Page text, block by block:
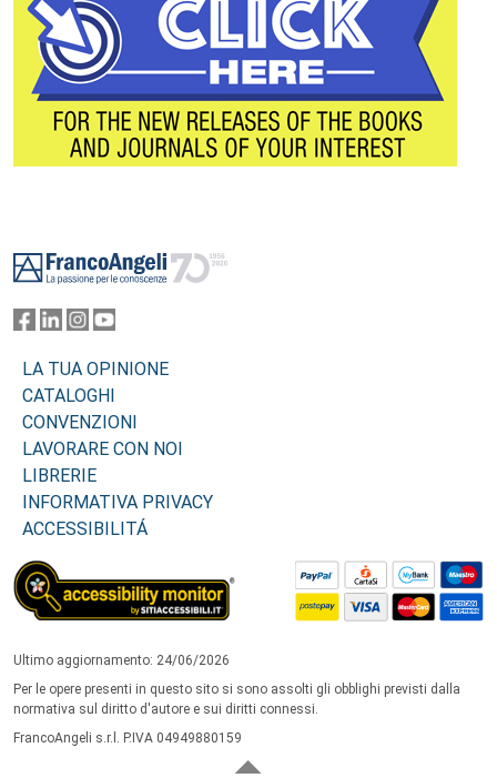
LA TUA OPINIONE
CATALOGHI
CONVENZIONI
LAVORARE CON NOI
LIBRERIE
INFORMATIVA PRIVACY
ACCESSIBILITÁ
Ultimo aggiornamento: 24/06/2026
Per le opere presenti in questo sito si sono assolti gli obblighi previsti dalla
normativa sul diritto d'autore e sui diritti connessi.
FrancoAngeli s.r.l. P.IVA 04949880159